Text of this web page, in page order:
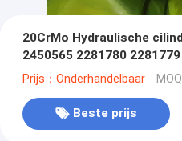
20CrMo Hydraulische
2450565 2281780
onderdelen
Prijs：Onderhandelbaar
Beste prijs